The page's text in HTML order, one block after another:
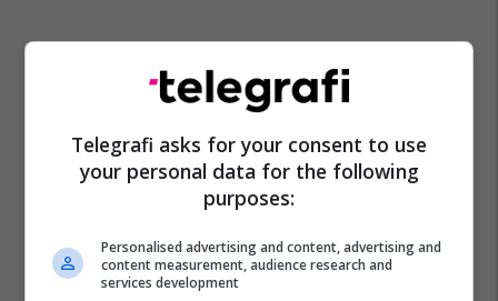
Telegrafi asks for your consent to use
your personal data for the following
purposes:
Personalised advertising and content, advertising and
content measurement, audience research and
services development